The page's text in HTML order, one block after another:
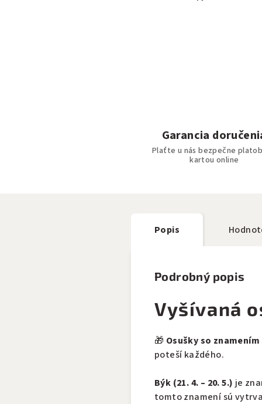
Garancia
Plaťte u nás bezpečne
kartou online
Popis
Podrobný popis
Vyšívaná
🎁 Osušky so
poteší každého.
Býk (21. 4. – 20. 5.) je
tomto znamení sú